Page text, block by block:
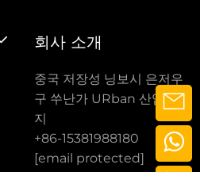
회사 소개
중국 저장성 닝보시 은저우
구 쑤난가 URban 산업단
지
+86-15381988180
[email protected]